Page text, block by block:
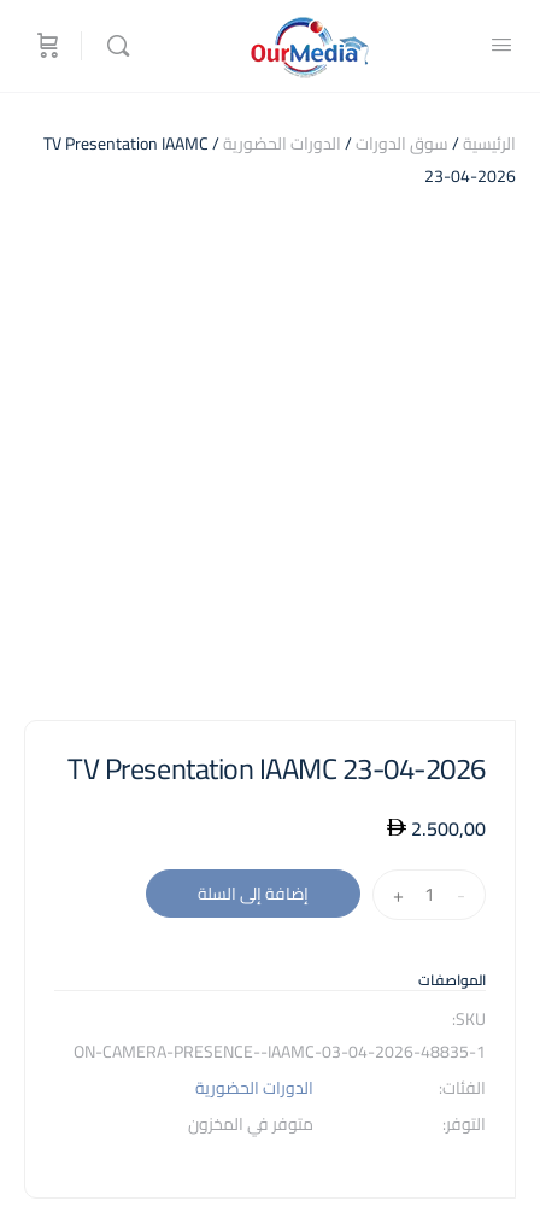
الرئيسية/سوق الدورات/الدورات الحضورية / TV Presentation IAAMC
23-04-2026
TV Presentation IAAMC 23-04-2026
2.500,00
IAAMC
23-
04-
2026
-
+ إضافة إلى السلة
المواصفات
SKU:
48835-1-ON-CAMERA-PRESENCE--IAAMC-03-04-2026
الفئات:
الدورات الحضورية
التوفر:
متوفر في المخزون